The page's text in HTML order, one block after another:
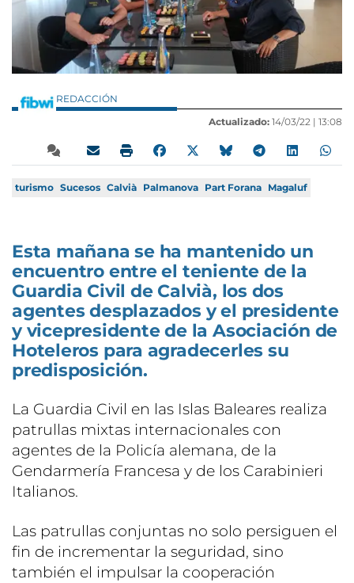
REDACCIÓN
Actualizado: 14/03/22 | 13:08
turismo Sucesos Calvià Palmanova Part Forana Magaluf
Esta mañana se ha mantenido un
encuentro entre el teniente de la
Guardia Civil de Calvià, los dos
agentes desplazados y el presidente
y vicepresidente de la Asociación de
Hoteleros para agradecerles su
predisposición.
La Guardia Civil en las Islas Baleares realiza
patrullas mixtas internacionales con
agentes de la Policía alemana, de la
Gendarmería Francesa y de los Carabinieri
Italianos.
Las patrullas conjuntas no solo persiguen el
fin de incrementar la seguridad, sino
también el impulsar la cooperación